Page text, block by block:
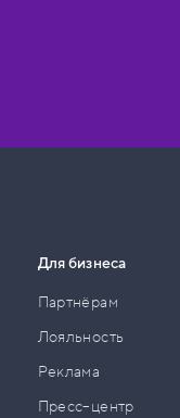
Для бизнеса
Партнёрам
Лояльность
Реклама
Пресс–центр